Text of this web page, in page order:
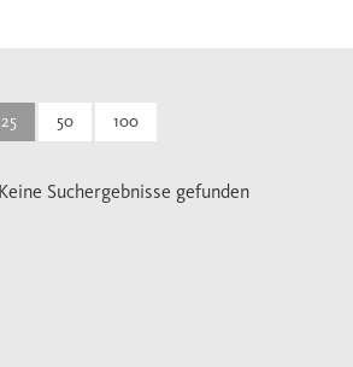
25 50 100
Keine Suchergebnisse gefunden